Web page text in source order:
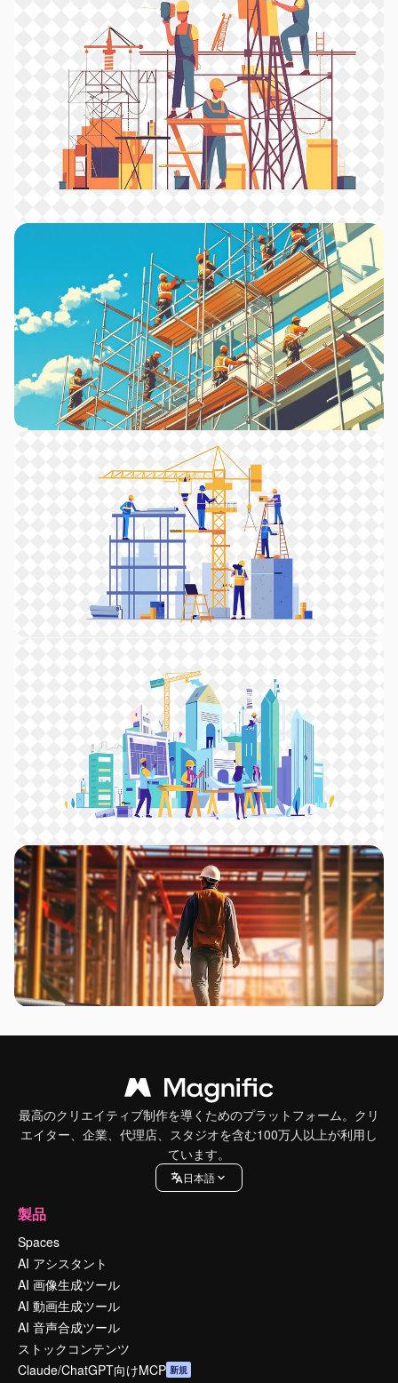
最高のクリエイティブ制作を導くためのプラットフォーム。クリ
エイター、企業、代理店、スタジオを含む100万人以上が利用し
ています。
日本語
製品
Spaces
AI アシスタント
AI 画像生成ツール
AI 動画生成ツール
AI 音声合成ツール
ストックコンテンツ
Claude/ChatGPT向けMCP 新規